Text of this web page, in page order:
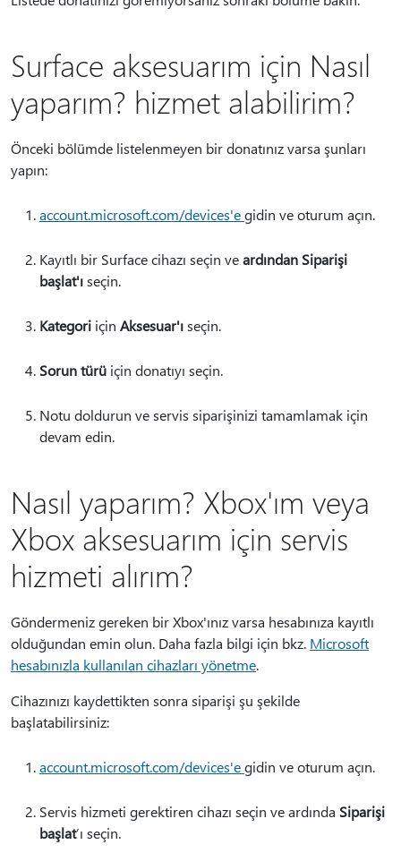
Surface aksesuarım için Nasıl
yaparım? hizmet alabilirim?
Önceki bölümde listelenmeyen bir donatınız varsa şunları
yapın:
account.microsoft.com/devices'egidin ve oturum açın.
Kayıtlı bir Surface cihazı seçin veardından Siparişi
başlat'ıseçin.
Kategori için Aksesuar'ıseçin.
Sorun türü için donatıyı seçin.
Notu doldurun ve servis siparişinizi tamamlamak için
devam edin.
Nasıl yaparım? Xbox'ım veya
Xbox aksesuarım için servis
hizmeti alırım?
Göndermeniz gereken bir Xbox'ınız varsa hesabınıza kayıtlı
olduğundan emin olun. Daha fazla bilgi için bkz. Microsoft
hesabınızla kullanılan cihazları yönetme.
Cihazınızı kaydettikten sonra siparişi şu şekilde
başlatabilirsiniz:
account.microsoft.com/devices'egidin ve oturum açın.
Servis hizmeti gerektiren cihazı seçin ve ardında Siparişi
başlat’ı seçin.